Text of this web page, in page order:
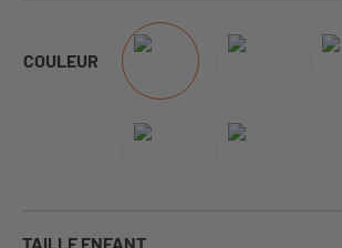
COULEUR
TAILLE ENFANT